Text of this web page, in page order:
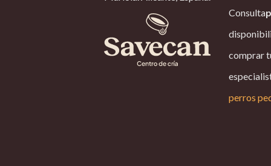
Consulta
comprar
perros